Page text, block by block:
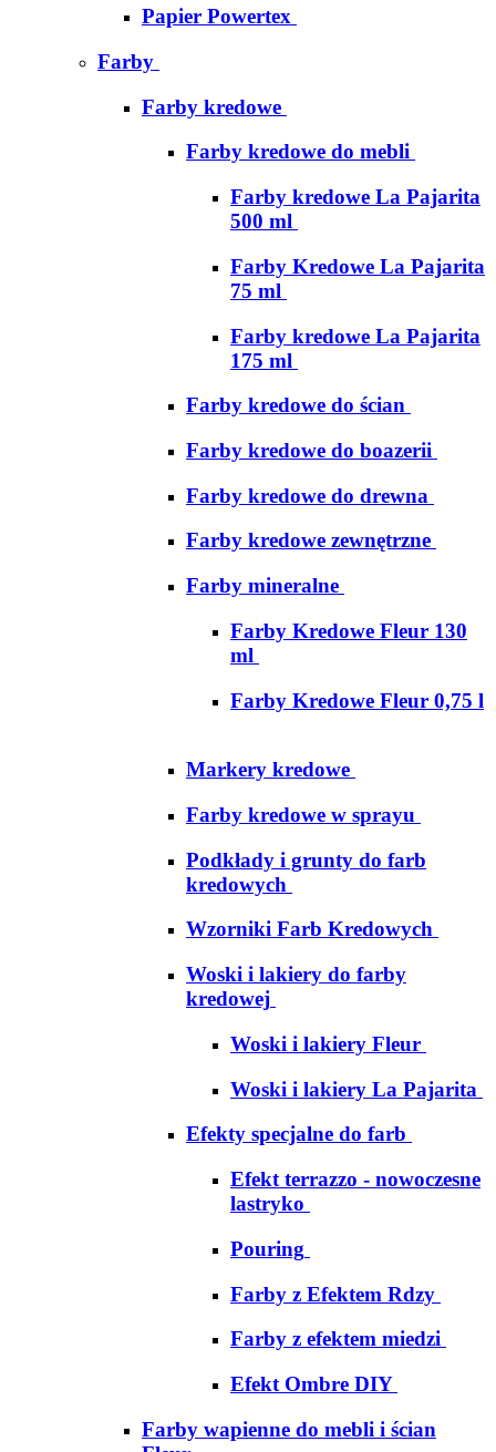
Papier Powertex
Farby
Farby kredowe
Farby kredowe do mebli
Farby kredowe La Pajarita
500 ml
Farby Kredowe La Pajarita
75 ml
Farby kredowe La Pajarita
175 ml
Farby kredowe do ścian
Farby kredowe do boazerii
Farby kredowe do drewna
Farby kredowe zewnętrzne
Farby mineralne
Farby Kredowe Fleur 130
ml
Farby Kredowe Fleur 0,75 l
Markery kredowe
Farby kredowe w sprayu
Podkłady i grunty do farb
kredowych
Wzorniki Farb Kredowych
Woski i lakiery do farby
kredowej
Woski i lakiery Fleur
Woski i lakiery La Pajarita
Efekty specjalne do farb
Efekt terrazzo - nowoczesne
lastryko
Pouring
Farby z Efektem Rdzy
Farby z efektem miedzi
Efekt Ombre DIY
Farby wapienne do mebli i ścian